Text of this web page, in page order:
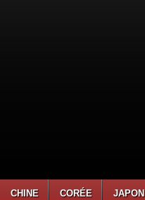
CHINE CORÉE JAPON